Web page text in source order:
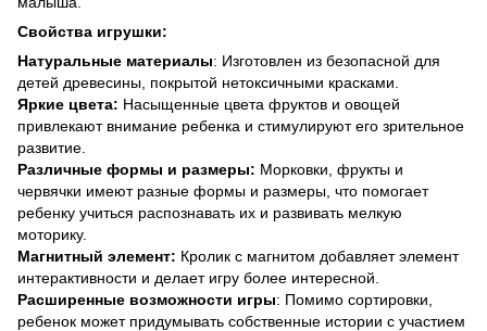
Свойства игрушки:
Натуральные материалы: Изготовлен из безопасной для
детей древесины, покрытой нетоксичными красками.
Яркие цвета: Насыщенные цвета фруктов и овощей
привлекают внимание ребенка и стимулируют его зрительное
развитие.
Различные формы и размеры: Морковки, фрукты и
червячки имеют разные формы и размеры, что помогает
ребенку учиться распознавать их и развивать мелкую
моторику.
Магнитный элемент: Кролик с магнитом добавляет элемент
интерактивности и делает игру более интересной.
Расширенные возможности игры: Помимо сортировки,
ребенок может придумывать собственные истории с участием